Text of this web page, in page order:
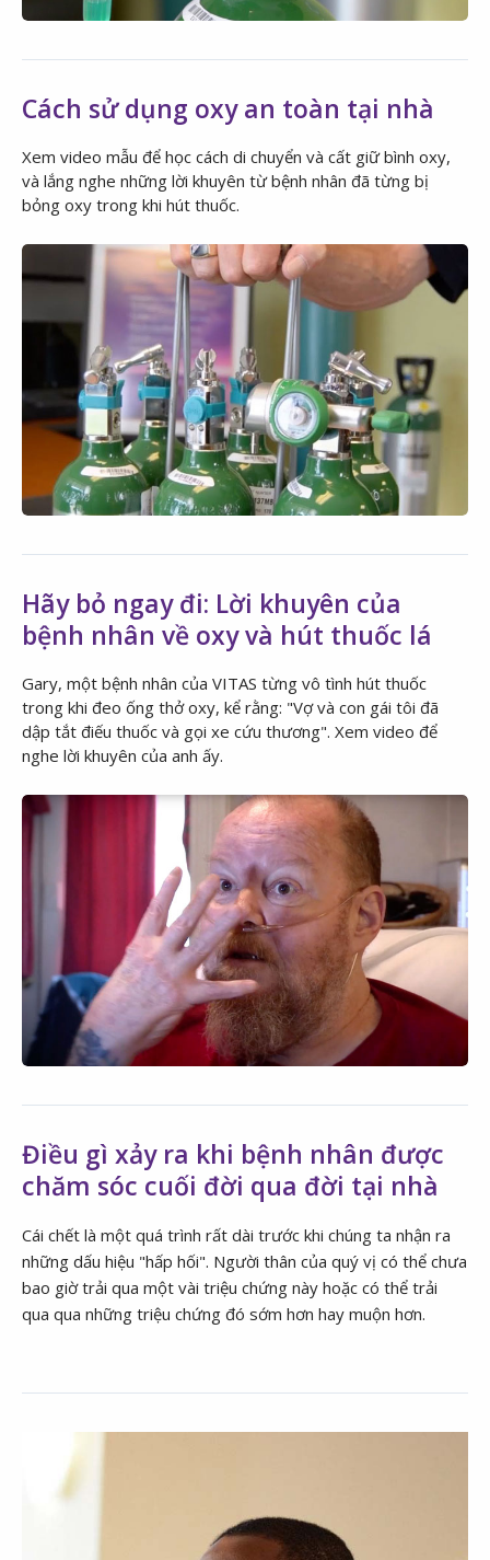
Cách sử dụng oxy an toàn tại nhà
Xem video mẫu để học cách di chuyển và cất giữ bình oxy,
và lắng nghe những lời khuyên từ bệnh nhân đã từng bị
bỏng oxy trong khi hút thuốc.
Hãy bỏ ngay đi: Lời khuyên của
bệnh nhân về oxy và hút thuốc lá
Gary, một bệnh nhân của VITAS từng vô tình hút thuốc
trong khi đeo ống thở oxy, kể rằng: "Vợ và con gái tôi đã
dập tắt điếu thuốc và gọi xe cứu thương". Xem video để
nghe lời khuyên của anh ấy.
Điều gì xảy ra khi bệnh nhân được
chăm sóc cuối đời qua đời tại nhà
Cái chết là một quá trình rất dài trước khi chúng ta nhận ra
những dấu hiệu "hấp hối". Người thân của quý vị có thể chưa
bao giờ trải qua một vài triệu chứng này hoặc có thể trải
qua qua những triệu chứng đó sớm hơn hay muộn hơn.